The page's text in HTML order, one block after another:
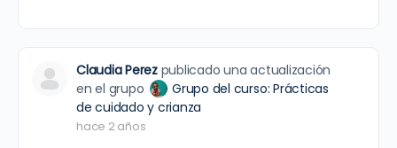
Claudia Perezpublicado una actualización
en el grupo
Grupo del curso: Prácticas
de cuidado y crianza
hace 2 años